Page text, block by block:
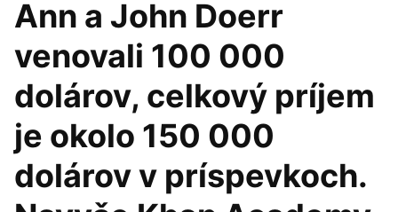
Ann a John Doerr
venovali 100 000
dolárov, celkový príjem
je okolo 150 000
dolárov v príspevkoch.